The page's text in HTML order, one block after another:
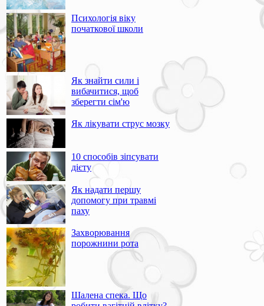
Психологія віку
початкової школи
Як знайти сили і
вибачитися, щоб
зберегти сім'ю
Як лікувати струс мозку
10 способів зіпсувати
дієту
Як надати першу
допомогу при травмі
паху
Захворювання
порожнини рота
Шалена спека. Що